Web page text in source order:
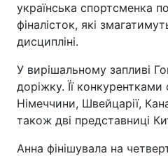
українська спортсменка
фіналісток, які
дисципліні.
У вирішальному запливі
доріжку. Її
Німеччини, Швейцарії,
також дві представниці
Анна фінішувала на